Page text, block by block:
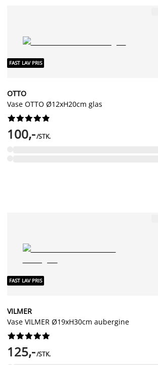
FAST LAV PRIS
OTTO
Vase OTTO Ø12xH20cm glas






100,-/STK.
FAST LAV PRIS
VILMER
Vase VILMER Ø19xH30cm aubergine






125,-/STK.